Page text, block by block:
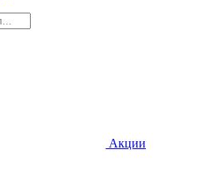
Акции